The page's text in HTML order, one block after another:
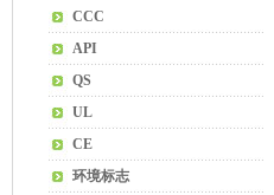
CCC
API
QS
UL
CE
环境标志